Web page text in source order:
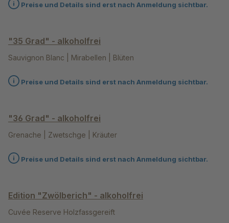
Preise und Details sind erst nach Anmeldung sichtbar.
"35 Grad" - alkoholfrei
Sauvignon Blanc | Mirabellen | Blüten
Preise und Details sind erst nach Anmeldung sichtbar.
"36 Grad" - alkoholfrei
Grenache | Zwetschge | Kräuter
Preise und Details sind erst nach Anmeldung sichtbar.
Edition "Zwölberich" - alkoholfrei
Cuvée Reserve Holzfassgereift